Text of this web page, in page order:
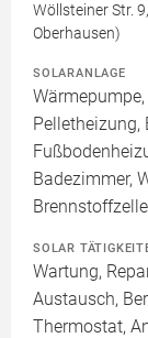
Wöllsteiner Str.
Oberhausen)
SOLARANLAGE
Pelletheizung,
Badezimmer,
SOLAR
Wartung,
Austausch,
Thermostat,